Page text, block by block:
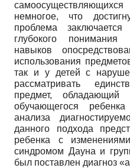
немногое, что
проблема
глубокого понимания
навыков
использования
так и у детей с
рассматривать
предмет,
обучающегося
анализа
данного подхода
ребенка с
синдромом Дауна и
был поставлен диагноз